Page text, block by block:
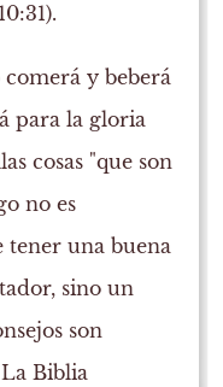
y beberá
para la gloria
cosas "que son
no es
tener una buena
sino un
son
Biblia